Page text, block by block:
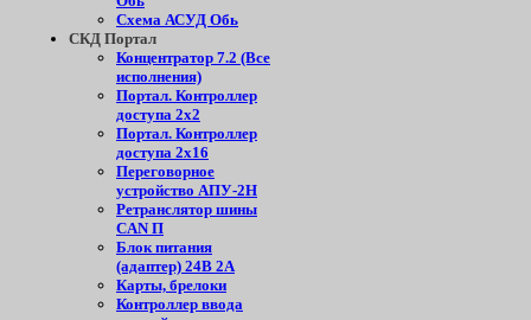
Схема АСУД Обь
СКД Портал
Концентратор 7.2 (Все
исполнения)
Портал. Контроллер
доступа 2х2
Портал. Контроллер
доступа 2х16
Переговорное
устройство АПУ-2Н
Ретранслятор шины
CAN П
Блок питания
(адаптер) 24В 2А
Карты, брелоки
Контроллер ввода